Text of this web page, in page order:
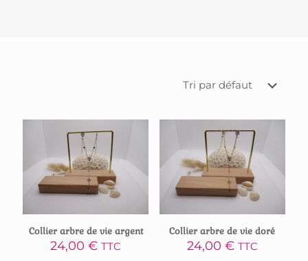
Collier arbre de vie argent
24,00€ TTC
Collier arbre de vie doré
24,00 € TTC